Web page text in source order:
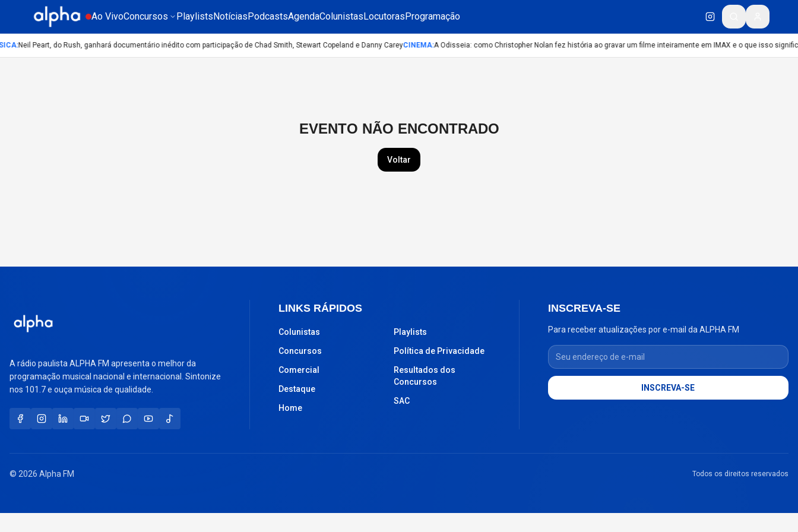
Ao VivoConcursos PlaylistsNotíciasPodcastsAgendaColunistasLocutorasProgramação
:Neil Peart, do Rush, ganhará documentário inédito com participação de Chad Smith, Stewart Copeland e Danny CareyCINEMA:A Odisseia: como Christopher Nolan fez história ao gravar um filme inteiramente em IMAX e o que isso
EVENTO NÃO ENCONTRADO
Voltar
A rádio paulista ALPHA FM apresenta o melhor da
programação musical nacional e internacional. Sintonize
nos 101.7 e ouça música de qualidade.
LINKS RÁPIDOS
Colunistas
Concursos
Comercial
Destaque
Home
Playlists
Política de Privacidade
Resultados dos
Concursos
SAC
INSCREVA-SE
Para receber atualizações por e-mail da ALPHA FM
Seu endereço de e-mail
INSCREVA-SE
© 2026 Alpha FM Todos os direitos reservados